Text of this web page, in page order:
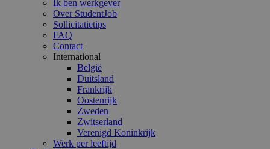
Ik ben werkgever
Over StudentJob
Sollicitatietips
FAQ
Contact
International
België
Duitsland
Frankrijk
Oostenrijk
Zweden
Zwitserland
Verenigd Koninkrijk
Werk per leeftijd